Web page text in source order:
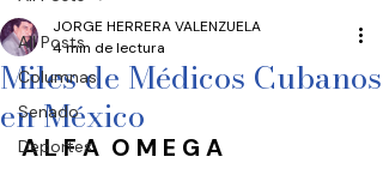
All Posts
Columnas
Senado
Deportes
Miles de Médicos Cubanos
en México
JORGE HERRERA VALENZUELA
4 min de lectura
A L F A  O M E G A